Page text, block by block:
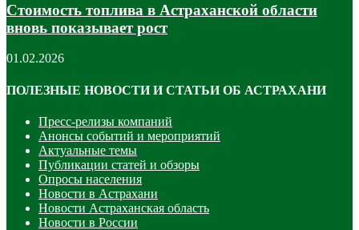
Стоимость топлива в Астраханской области
вновь показывает рост
01.02.2026
ПОЛЕЗНЫЕ НОВОСТИ И СТАТЬИ ОБ АСТРАХАНИ
Пресс-релизы компаний
Анонсы событий и мероприятий
Актуальные темы
Публикации статей и обзоры
Опросы населения
Новости в Астрахани
Новости Астраханская область
Новости в России